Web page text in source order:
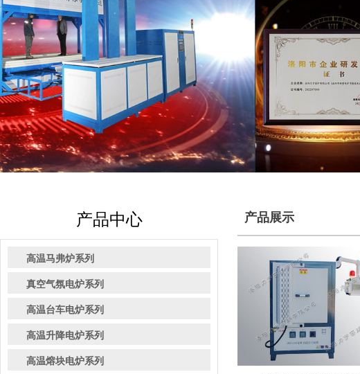
产品中心
高温马弗炉系列
真空气氛电炉系列
高温台车电炉系列
高温升降电炉系列
高温熔块电炉系列
产品展示